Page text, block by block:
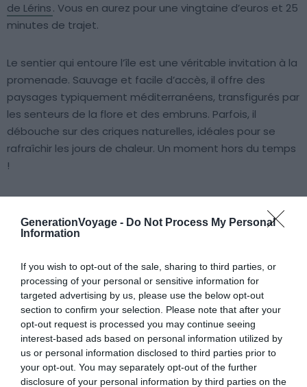
GenerationVoyage - Do Not Process My Personal
Information
If you wish to opt-out of the sale, sharing to third parties, or
processing of your personal or sensitive information for
targeted advertising by us, please use the below opt-out
section to confirm your selection. Please note that after your
opt-out request is processed you may continue seeing
interest-based ads based on personal information utilized by
us or personal information disclosed to third parties prior to
your opt-out. You may separately opt-out of the further
disclosure of your personal information by third parties on the
de Lérins. Vous en aurez pour une vingtaine d’euros et 25
minutes de trajet.
Le sentier qui entoure l’île est une véritable invitation à la
promenade. Sauvage et facile d’accès, il offre des
paysages typiquement méditerranéens, transfigurés par
les senteurs de la flore et des embruns. Parfois, il
débouche sur des criques naturelles, idéales pour se
rafraîchir les jours de chaleur. Un moment hors du temps
!